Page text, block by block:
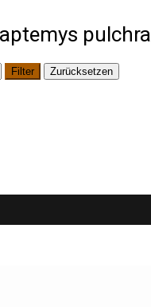
pulchra
Filter Zurücksetzen